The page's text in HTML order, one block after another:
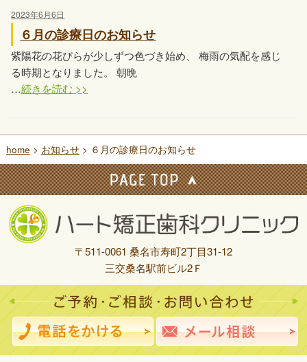
2023年6月6日
６月の診療日のお知らせ
紫陽花の花びらが少しずつ色づき始め、 梅雨の気配を感じ
る時期となりました。 朝晩
…続きを読む >>
home > お知らせ> ６月の診療日のお知らせ
〒511-0061 桑名市寿町2丁目31-12
三交桑名駅前ビル2Ｆ